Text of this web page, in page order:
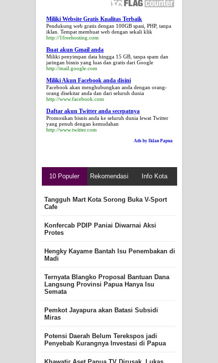
Miliki Website Gratis Kualitas Terbaik
Pendukung web gratis dengan 100GB spasi, PHP, tanpa
iklan. Tempat membuat web dengan sekali klik
http://1freehosting.com
Buat akun Gmail anda
Miliki penyimpan data hingga 15 GB, tanpa spam dan
jaringan bisnis yang luas dan gratis dari Google
http://mail.google.com
Miliki Akun Facebook anda disini
Facebook akan menghubungkan anda dengan orang-
orang disekitar anda dan dari seluruh dunia
http://www.facebook.com
Daftar akun Twitter anda secepatnya
Promosikan bisnis anda ke seluruh dunia lewat Twitter
yang penuh dengan kemudahan
http://www.twitter.com
Ads by Iklan Papua
10 Populer Rekomendasi Info Kota
Tangguh Mart Kota Sorong Buka V-Sport
Cafe
Konfercab PDIP Paniai Diwarnai Aksi
Protes
Hengky Kayame Bantah Isu Penembakan di
Madi
Ternyata Blangko Proposal Bantuan Dana
Langsung Provinsi Papua Hanya Isu
Semata
Pemkot Jayapura akan Batasi Subsidi
Miras
Potensi Daerah Belum Terekspos jadi
Penyebab Kurangnya Investasi di Papua